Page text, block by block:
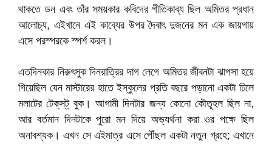
থাকতে ডন এবং তাঁর সময়কার কবিদের গীতিকাব্য ছিল অমিতর প্রধান
আলোচ্য, এইখানে এই কাব্যের উপর দৈবাৎ দুজনের মন এক জায়গায়
এসে পরস্পরকে স্পর্শ করল।
এতদিনকার নিরুৎসুক দিনরাত্রির দাগ লেগে অমিতর জীবনটা ঝাপসা হয়ে
গিয়েছিল যেন মাস্টারের হাতে ইস্কুলের প্রতি বছরে পড়ানো একটা ঢিলে
মলাটের টেক্‌স্‌ট্‌ বুক। আগামী দিনটার জন্য কোনো কৌতূহল ছিল না,
আর বর্তমান দিনটাকে পুরো মন দিয়ে অভ্যর্থনা করা ওর পক্ষে ছিল
অনাবশ্যক। এখন সে এইমাত্র এসে পৌঁছল একটা নতুন গ্রহে; এখানে